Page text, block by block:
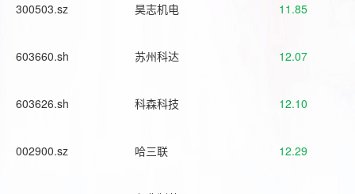
300503.sz 昊志机电 11.85
603660.sh 苏州科达 12.07
603626.sh 科森科技 12.10
002900.sz 哈三联 12.29